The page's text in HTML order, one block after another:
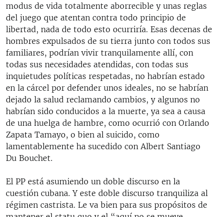
modus de vida totalmente aborrecible y unas reglas
del juego que atentan contra todo principio de
libertad, nada de todo esto ocurriría. Esas decenas de
hombres expulsados de su tierra junto con todos sus
familiares, podrían vivir tranquilamente allí, con
todas sus necesidades atendidas, con todas sus
inquietudes políticas respetadas, no habrían estado
en la cárcel por defender unos ideales, no se habrían
dejado la salud reclamando cambios, y algunos no
habrían sido conducidos a la muerte, ya sea a causa
de una huelga de hambre, como ocurrió con Orlando
Zapata Tamayo, o bien al suicido, como
lamentablemente ha sucedido con Albert Santiago
Du Bouchet.
El PP está asumiendo un doble discurso en la
cuestión cubana. Y este doble discurso tranquiliza al
régimen castrista. Le va bien para sus propósitos de